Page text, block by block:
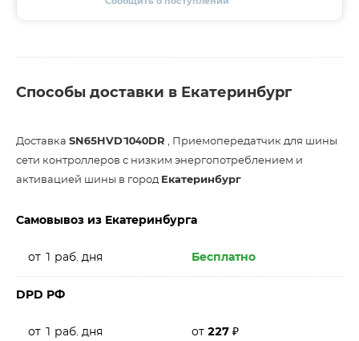
Способы доставки в Екатеринбург
Доставка SN65HVD1040DR , Приемопередатчик для шины
сети контроллеров с низким энергопотреблением и
активацией шины в город Екатеринбург
Самовывоз из Екатеринбурга
от 1 раб. дня Бесплатно
DPD РФ
от 1 раб. дня от 227 ₽